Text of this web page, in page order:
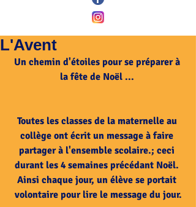
L'Avent
Un chemin d'étoiles pour se préparer à
la fête de Noël ...
Toutes les classes de la maternelle au
collège ont écrit un message à faire
partager à l'ensemble scolaire.; ceci
durant les 4 semaines précédant Noël.
Ainsi chaque jour, un élève se portait
volontaire pour lire le message du jour.